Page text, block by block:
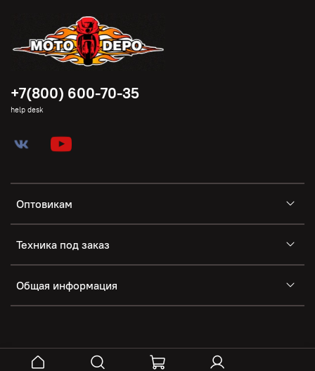
Оптовикам
Техника под заказ
Общая информация
+7(800) 600-70-35
help desk